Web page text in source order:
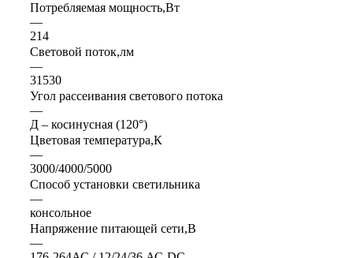
Потребляемая мощность,Вт
—
214
Световой поток,лм
—
31530
Угол рассеивания светового потока
—
Д – косинусная (120°)
Цветовая температура,К
—
3000/4000/5000
Способ установки светильника
—
консольное
Напряжение питающей сети,В
—